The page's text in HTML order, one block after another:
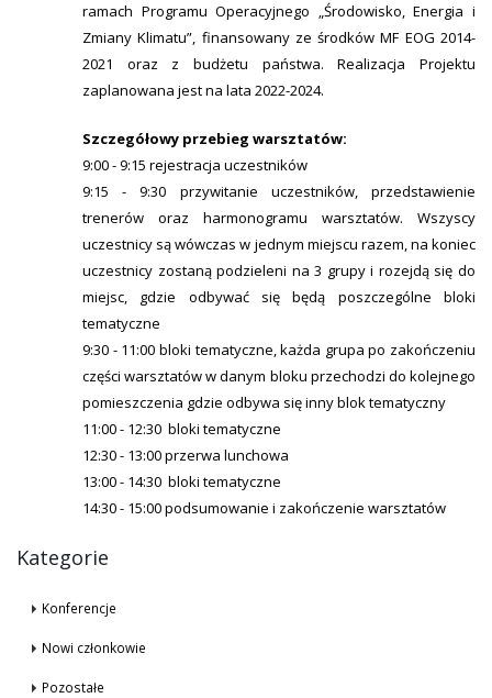
ramach Programu Operacyjnego „Środowisko, Energia i
Zmiany Klimatu”, finansowany ze środków MF EOG 2014-
2021 oraz z budżetu państwa. Realizacja Projektu
zaplanowana jest na lata 2022-2024.
Szczegółowy przebieg warsztatów:
9:00 - 9:15 rejestracja uczestników
9:15 - 9:30 przywitanie uczestników, przedstawienie
trenerów oraz harmonogramu warsztatów. Wszyscy
uczestnicy są wówczas w jednym miejscu razem, na koniec
uczestnicy zostaną podzieleni na 3 grupy i rozejdą się do
miejsc, gdzie odbywać się będą poszczególne bloki
tematyczne
9:30 - 11:00 bloki tematyczne, każda grupa po zakończeniu
części warsztatów w danym bloku przechodzi do kolejnego
pomieszczenia gdzie odbywa się inny blok tematyczny
11:00 - 12:30 bloki tematyczne
12:30 - 13:00 przerwa lunchowa
13:00 - 14:30 bloki tematyczne
14:30 - 15:00 podsumowanie i zakończenie warsztatów
Kategorie
Konferencje
Nowi członkowie
Pozostałe